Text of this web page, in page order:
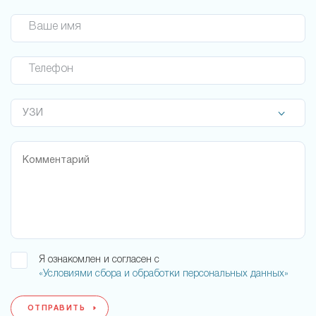
Ваше имя
Телефон
Я ознакомлен и согласен с
«Условиями сбора и обработки персональных данных»
ОТПРАВИТЬ